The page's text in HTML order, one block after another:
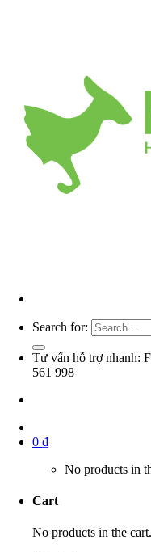
Search for:
Tư vấn hỗ trợ nhanh:
561 998
0 ₫
No products in
Cart
No products in the cart.